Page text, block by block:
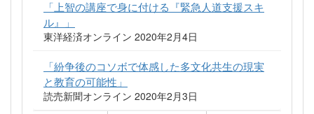
「上智の講座で身に付ける『緊急人道支援スキ
ル』」
東洋経済オンライン 2020年2月4日
「紛争後のコソボで体感した多文化共生の現実
と教育の可能性」
読売新聞オンライン 2020年2月3日